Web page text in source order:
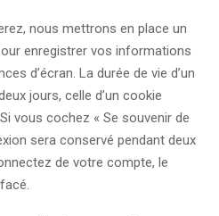
nous mettrons en place un
enregistrer vos informations
d’écran. La durée de vie d’un
jours, celle d’un cookie
vous cochez « Se souvenir de
sera conservé pendant deux
de votre compte, le